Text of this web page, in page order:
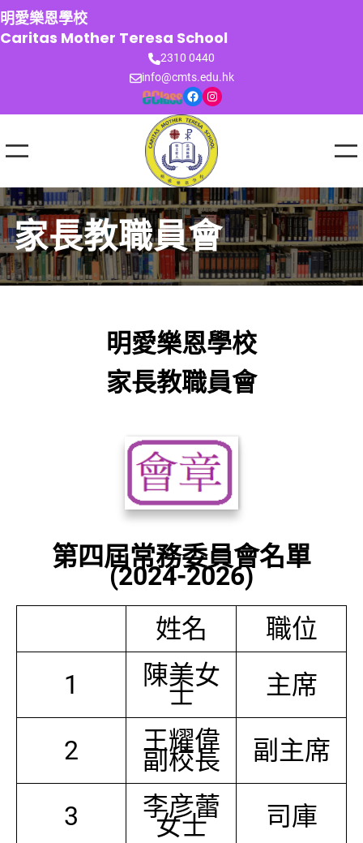
跳
至
主
明愛樂恩學校
Caritas Mother Teresa School
2310 0440
info@cmts.edu.hk
Facebook Instagram
家長教職員會
明愛樂恩學校
家長教職員會
第四屆常務委員會名單
(2024-2026)
姓名
職位
1
陳美女
士 主席
2 王耀偉
副校長 副主席
3 李彦蕾
女士 司庫